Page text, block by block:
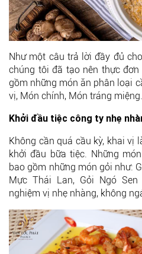
Như một câu trả lời đầy đủ
chúng tôi đã tạo nên thực
gồm những món ăn phân loại
vị, Món chính, Món tráng miệng.
Khởi đầu tiệc công ty nhẹ
Không cần quá cầu kỳ, khai vị
khởi đầu bữa tiệc. Những
bao gồm những món gỏi như:
Mực Thái Lan, Gỏi Ngó
nghiệm vị nhẹ nhàng, không